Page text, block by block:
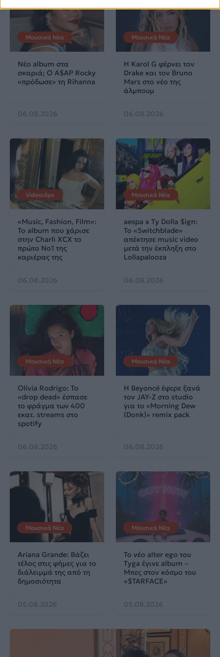
Μουσικά Νέα
Νέο album στα
σκαριά; Ο A$AP Rocky
«πρόδωσε» τη Rihanna
06.08.2026
Μουσικά Νέα
Η Karol G φέρνει τον
Drake και τον Bruno
Mars στο νέο της
άλμπουμ
06.08.2026
Videoclips
«Music, Fashion, Film»:
Το album που χάρισε
στην Charli XCX το
πρώτο No1 της
καριέρας της
06.08.2026
Μουσικά Νέα
aespa x Ty Dolla $ign:
Το «Switchblade»
απέκτησε music video
μετά την έκπληξη στο
Lollapalooza
06.08.2026
Μουσικά Νέα
Olivia Rodrigo: To
«drop dead» έσπασε
το φράγμα των 400
εκατ. streams στο
spotify
06.08.2026
Μουσικά Νέα
Η Beyoncé έφερε ξανά
τον JAY-Z στο studio
για το «Morning Dew
(Donk)» remix pack
06.08.2026
Μουσικά Νέα
Ariana Grande: Βάζει
τέλος στις φήμες για το
διάλειμμά της από τη
δημοσιότητα
05.08.2026
Μουσικά Νέα
Το νέο alter ego του
Tyga έγινε album –
Μπες στον κόσμο του
«$TARFACE»
05.08.2026